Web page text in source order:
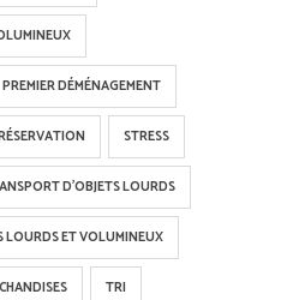
PREMIER DÉMÉNAGEMENT
STRESS
D'OBJETS LOURDS
LOURDS ET VOLUMINEUX
TRI